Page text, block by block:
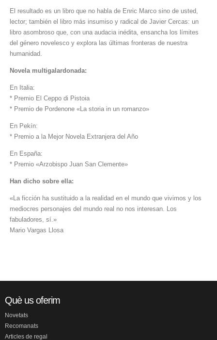
El resultado es un libro que no habla de Enric Marco sino de usted,
lector; también el libro más insumiso y radical de Javier Cercas: un
libro asombroso que, con una audacia inédita, ensancha los límites
del género novelesco y explora las últimas fronteras de nuestra
humanidad.
Novela multigalardonada:
En Italia:
* Premio El Ceppo di Pistoia
* Premio de Pordenone «La storia in un romanzo»
En Pekín:
* Premio a la Mejor Novela Extranjera del Año
En España:
* Premio «Arzobispo Juan San Clemente»
Han dicho sobre ella:
«La ficción ha sustituido a la realidad en el mundo que vivimos y los
mediocres personajes del mundo real no nos interesan. Los
fabuladores, sí.»
Mario Vargas Llosa
Què us oferim
Novetats
Recomanats
Articles de regal